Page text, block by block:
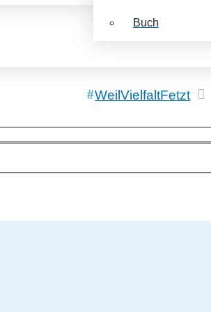
Buch
WeilVielfaltFetzt